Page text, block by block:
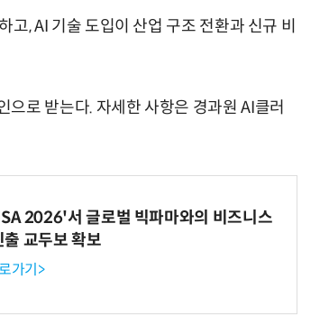
, AI 기술 도입이 산업 구조 전환과 신규 비
로 받는다. 자세한 사항은 경과원 AI클러
2026'서 글로벌 빅파마와의 비즈니스
교두보 확보
가기>
“계속 쫓아왔다”…도망치던 우크라 민간인 공격한 러 자폭 드론